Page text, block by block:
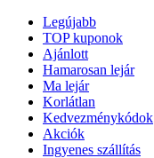
Legújabb
TOP kuponok
Ajánlott
Hamarosan lejár
Ma lejár
Korlátlan
Kedvezménykódok
Akciók
Ingyenes szállítás